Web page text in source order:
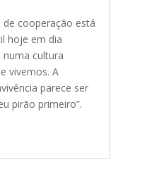
cooperação está
hoje em dia
cultura
vivemos. A
parece ser
pirão primeiro”.